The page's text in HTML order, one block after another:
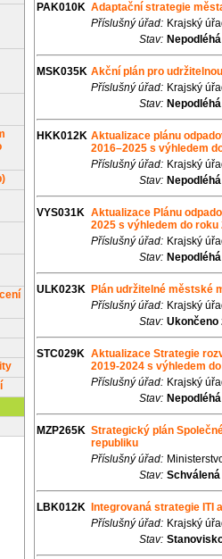
PAK010K Adaptační strategie
Příslušný úřad: Krajský
Stav:
MSK035K Akční plán pro
Příslušný úřad: Krajský
Stav:
HKK012K Aktualizace plánu
2016–2025 s výhledem
Příslušný úřad: Krajský
Stav:
VYS031K Aktualizace Plánu
2025 s výhledem do roku
Příslušný úřad: Krajský
Stav:
ULK023K Plán udržitelné městské
Příslušný úřad: Krajský
Stav: Ukončeno
STC029K Aktualizace Strategie
2019-2024 s výhledem
Příslušný úřad: Krajský
Stav:
MZP265K Strategický plán
republiku
Příslušný úřad:
Stav:
LBK012K
Integrovaná strategie ITI
Příslušný úřad: Krajský
Stav: